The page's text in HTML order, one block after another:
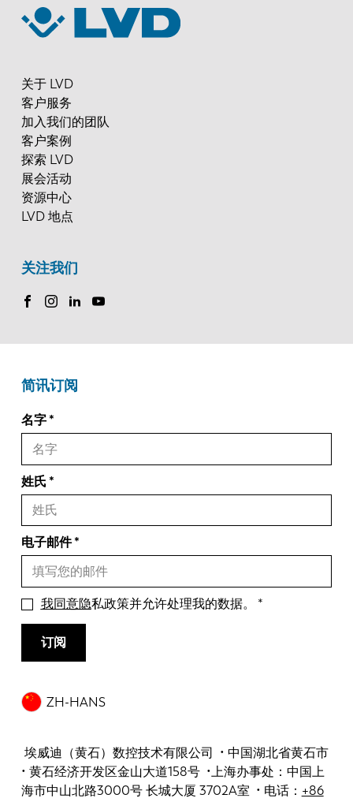
关于 LVD
客户服务
加入我们的团队
客户案例
探索 LVD
展会活动
资源中心
LVD 地点
关注我们
ZH-HANS
埃威迪（黄石）数控技术有限公司 • 中国湖北省黄石市
• 黄石经济开发区金山大道158号 •上海办事处：中国上
海市中山北路3000号 长城大厦 3702A室 • 电话： +86
简讯订阅
名字
姓氏
电子邮件
我同意隐私政策并允许处理我的数据。
订阅